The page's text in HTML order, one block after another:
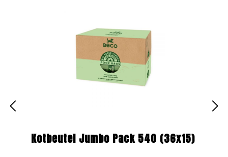
Kotbeutel Jumbo Pack 540 (36x15)